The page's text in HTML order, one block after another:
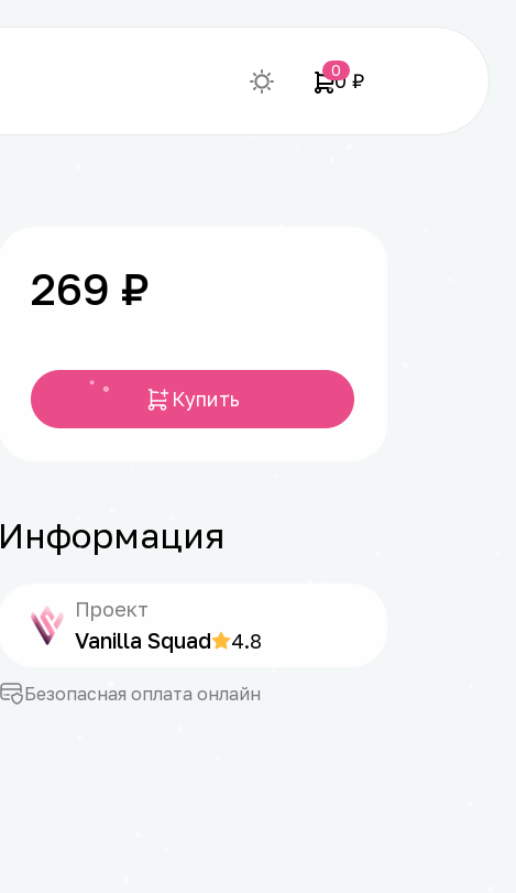
00 ₽
269 ₽
Купить
Информация
Проект
Vanilla Squad 4.8
Безопасная оплата онлайн